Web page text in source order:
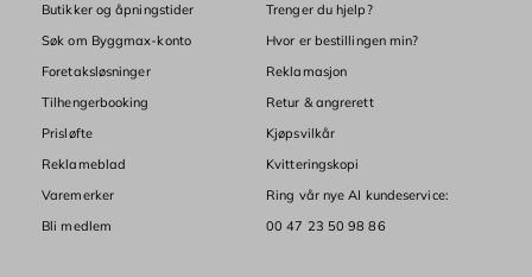
Butikker og åpningstider
Søk om Byggmax-konto
Foretaksløsninger
Tilhengerbooking
Prisløfte
Reklameblad
Varemerker
Bli medlem
Trenger du hjelp?
Hvor er bestillingen min?
Reklamasjon
Retur & angrerett
Kjøpsvilkår
Kvitteringskopi
Ring vår nye AI kundeservice:
00 47 23 50 98 86